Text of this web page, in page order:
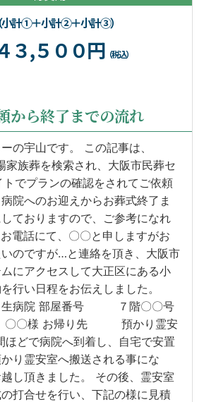
計①＋小計②＋小計③）
３,５００円 （税込）
から終了までの流れ
の宇山です。 この記事は、
家族葬を検索され、大阪市民葬セ
トでプランの確認をされてご依頼
院へのお迎えからお葬式終了ま
ておりますので、ご参考になれ
電話にて、〇〇と申しますがお
のですが…と連絡を頂き、大阪市
にアクセスして大正区にある小
行い日程をお伝えしました。
院 部屋番号 ７階〇〇号
様 お帰り先 預かり霊安
どで病院へ到着し、自宅で安置
り霊安室へ搬送される事にな
し頂きました。 その後、霊安室
打合せを行い、下記の様に見積